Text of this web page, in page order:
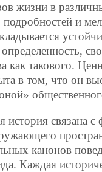
жизни в
и
как такового.
в том, что он
история связана
канонов
Каждая